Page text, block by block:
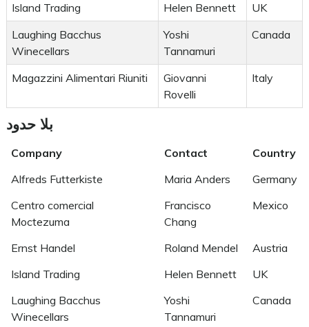
Island Trading
Helen Bennett
UK
Laughing Bacchus
Winecellars
Yoshi
Tannamuri
Canada
Magazzini Alimentari Riuniti
Giovanni
Rovelli
Italy
بلا حدود
Company Contact
Country
Alfreds Futterkiste
Maria Anders
Germany
Centro comercial
Moctezuma
Francisco
Chang
Mexico
Ernst Handel Roland Mendel
Austria
Island Trading
Helen Bennett
UK
Laughing Bacchus
Winecellars
Yoshi
Tannamuri
Canada